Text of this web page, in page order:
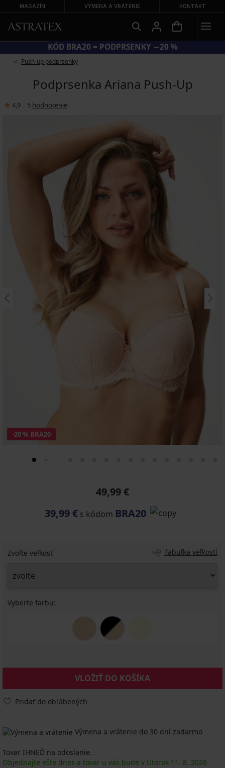
MAGAZÍN VÝMENA A VRÁTENIE KONTAKT
KÓD BRA20 = PODPRSENKY −20 %
Push-up podprsenky
Podprsenka Ariana Push-Up
4,9 5 hodnotenie
-20 % BRA20
49,99 €
39,99 € s kódom BRA20
Zvoľte veľkosť Tabuľka veľkostí
Vyberte farbu:
VLOŽIŤ DO KOŠÍKA
Pridať do obľúbených
Výmena a vrátenie do 30 dní zadarmo
Tovar IHNEĎ na odoslanie.
Objednajte ešte dnes a tovar u vás bude v Utorok 11. 8. 2026